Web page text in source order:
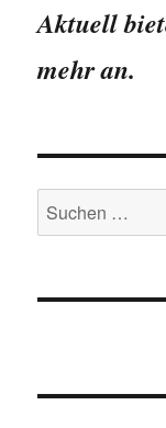
Aktuell
mehr an.
Suchen
nach: